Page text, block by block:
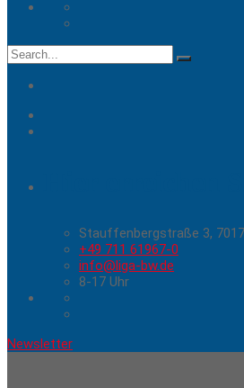
Search
for:
Stauffenbergstraße 3,
+49 711 61967-0
info@liga-bw.de
8-17 Uhr
Newsletter